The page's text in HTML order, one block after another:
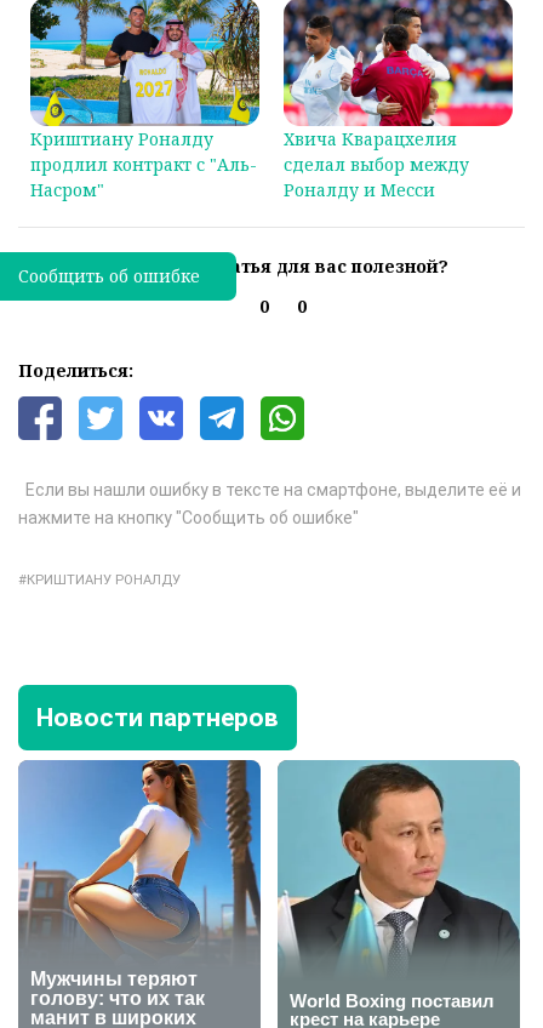
Криштиану Роналду
продлил контракт с "Аль-
Насром"
Хвича Кварацхелия
сделал выбор между
Роналду и Месси
Была ли эта статья для вас полезной?
0
0
Поделиться:
Если вы нашли ошибку в тексте на смартфоне, выделите её и
нажмите на кнопку "Сообщить об ошибке"
КРИШТИАНУ РОНАЛДУ
Сообщить об ошибке
Новости партнеров